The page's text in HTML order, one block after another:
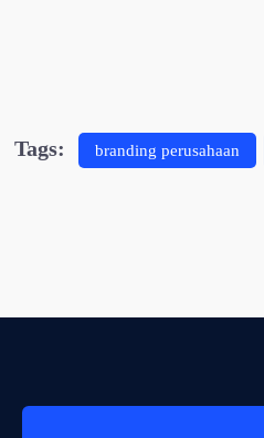
Tags: branding perusahaan